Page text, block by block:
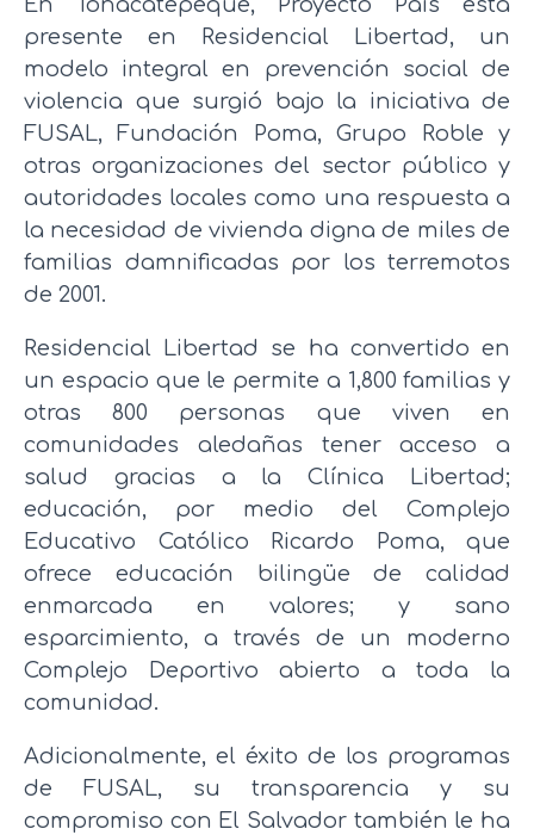
En Tonacatepeque, Proyecto País está
presente en Residencial Libertad, un
modelo integral en prevención social de
violencia que surgió bajo la iniciativa de
FUSAL, Fundación Poma, Grupo Roble y
otras organizaciones del sector público y
autoridades locales como una respuesta a
la necesidad de vivienda digna de miles de
familias damnificadas por los terremotos
de 2001.
Residencial Libertad se ha convertido en
un espacio que le permite a 1,800 familias y
otras 800 personas que viven en
comunidades aledañas tener acceso a
salud gracias a la Clínica Libertad;
educación, por medio del Complejo
Educativo Católico Ricardo Poma, que
ofrece educación bilingüe de calidad
enmarcada en valores; y sano
esparcimiento, a través de un moderno
Complejo Deportivo abierto a toda la
comunidad.
Adicionalmente, el éxito de los programas
de FUSAL, su transparencia y su
compromiso con El Salvador también le ha